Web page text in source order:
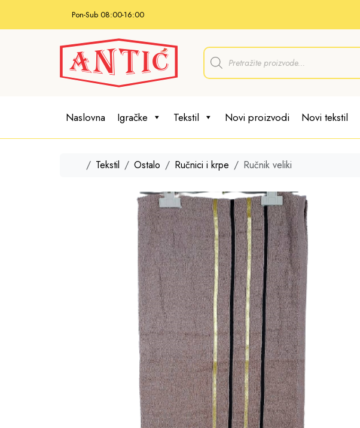
Pon-Sub 08:00-16:00
P
d
s
e
c
Naslovna Igračke Tekstil Novi proizvodi Novi tekstil
HomeTekstil Ostalo Ručnici i krpe Ručnik veliki